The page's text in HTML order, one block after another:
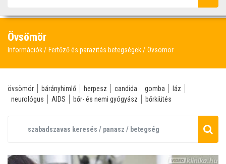
Övsömör
Információk Fertőző és parazitás betegségek Övsömör
övsömör bárányhimlő herpesz candida gomba
láz
neurológus
AIDS bőr- és nemi gyógyász bőrkiütés